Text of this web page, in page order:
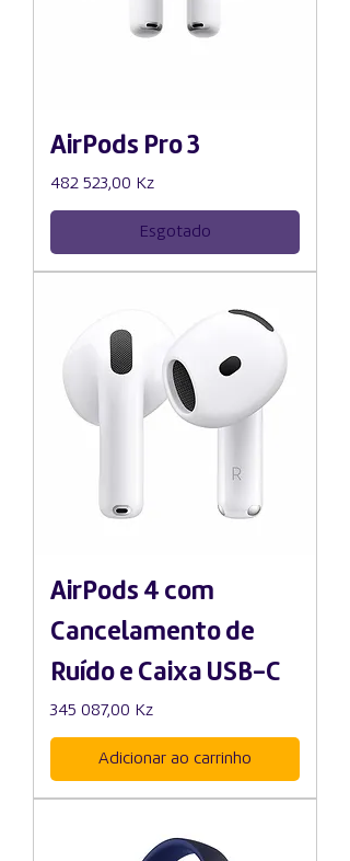
AirPods Pro 3
Preço
482 523,00 Kz
Esgotado
AirPods 4 com
Cancelamento de
Ruído e Caixa USB-C
Preço
345 087,00 Kz
Adicionar ao carrinho